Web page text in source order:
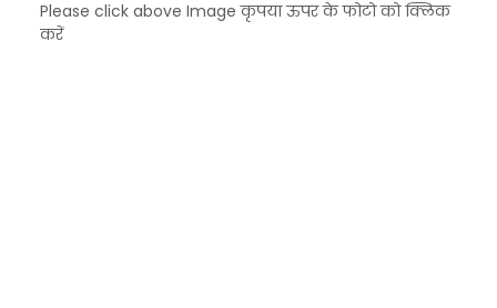
Please click above Image कृपया ऊपर के फोटो को क्लिक
करें